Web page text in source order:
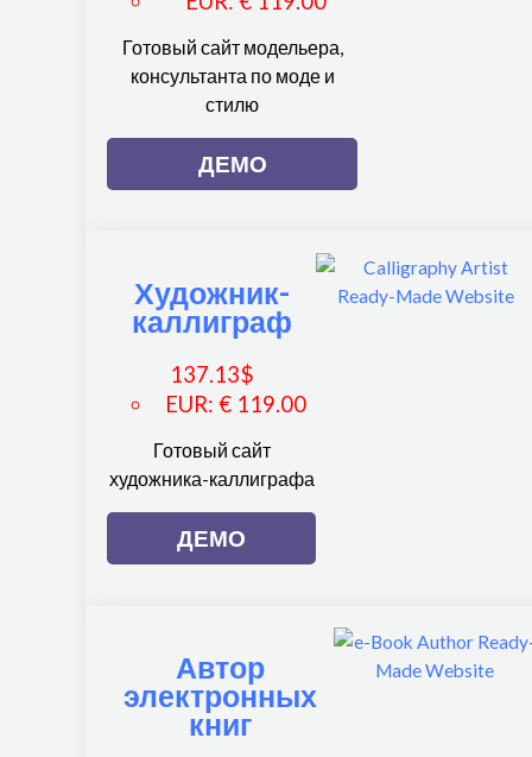
Готовый сайт модельера,
консультанта по моде и
стилю
ДЕМО
Художник-
каллиграф
137.13$
EUR: € 119.00
Готовый сайт
художника-каллиграфа
ДЕМО
Автор
электронных
книг